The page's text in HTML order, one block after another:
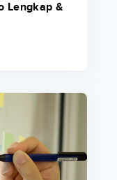
Lengkap &